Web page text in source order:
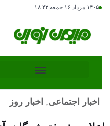
۱۴۰۵ مرداد ۱۶ جمعه ۱۸:۴۲
اخبار اجتماعی, اخبار روز